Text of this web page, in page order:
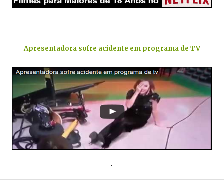
Apresentadora sofre acidente em programa de TV
.